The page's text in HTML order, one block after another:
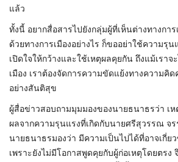
แล้ว
ทั้งนี้ อยากสื่อสารไปยังกลุ่มผู้ที่เห็นต่างทางการ
ด้วยทางการเมืองอย่างไร ก็ขออย่าใช้ความรุ
เปิดใจให้กว้างและใช้เหตุผลคุยกัน ถึงแม้เราจ
เมือง เราต้องจัดการความขัดแย้งทางความคิ
อย่างสันติสุข
ผู้สื่อข่าวสอบถามมุมมองของนายธนาธรว่า เ
ผลจากความรุนแรงที่เกิดกับนายศรีสุวรรณ จ
นายธนาธรมองว่า มีความเป็นไปได้ที่อาจเกี่ย
เพราะยังไม่มีโอกาสพูดคุยกับผู้ก่อเหตุโดยตรง